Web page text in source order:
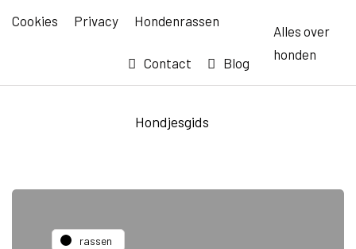
Cookies Privacy Hondenrassen
Blog
Contact
Alles over
honden
Hondjesgids
rassen